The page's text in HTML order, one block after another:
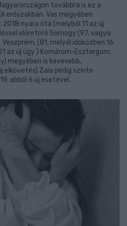
továbbra is ez a
erőszakban. Vas megyében
nyara óta (melyből 11 az új
előretörő Somogy (97, vagyis
(81, melyől időközben 16
az új ügy ) Komárom-Esztergom,
megyében is kevesebb,
elkövetés) Zala pedig szinte
abból 6 új esetével.